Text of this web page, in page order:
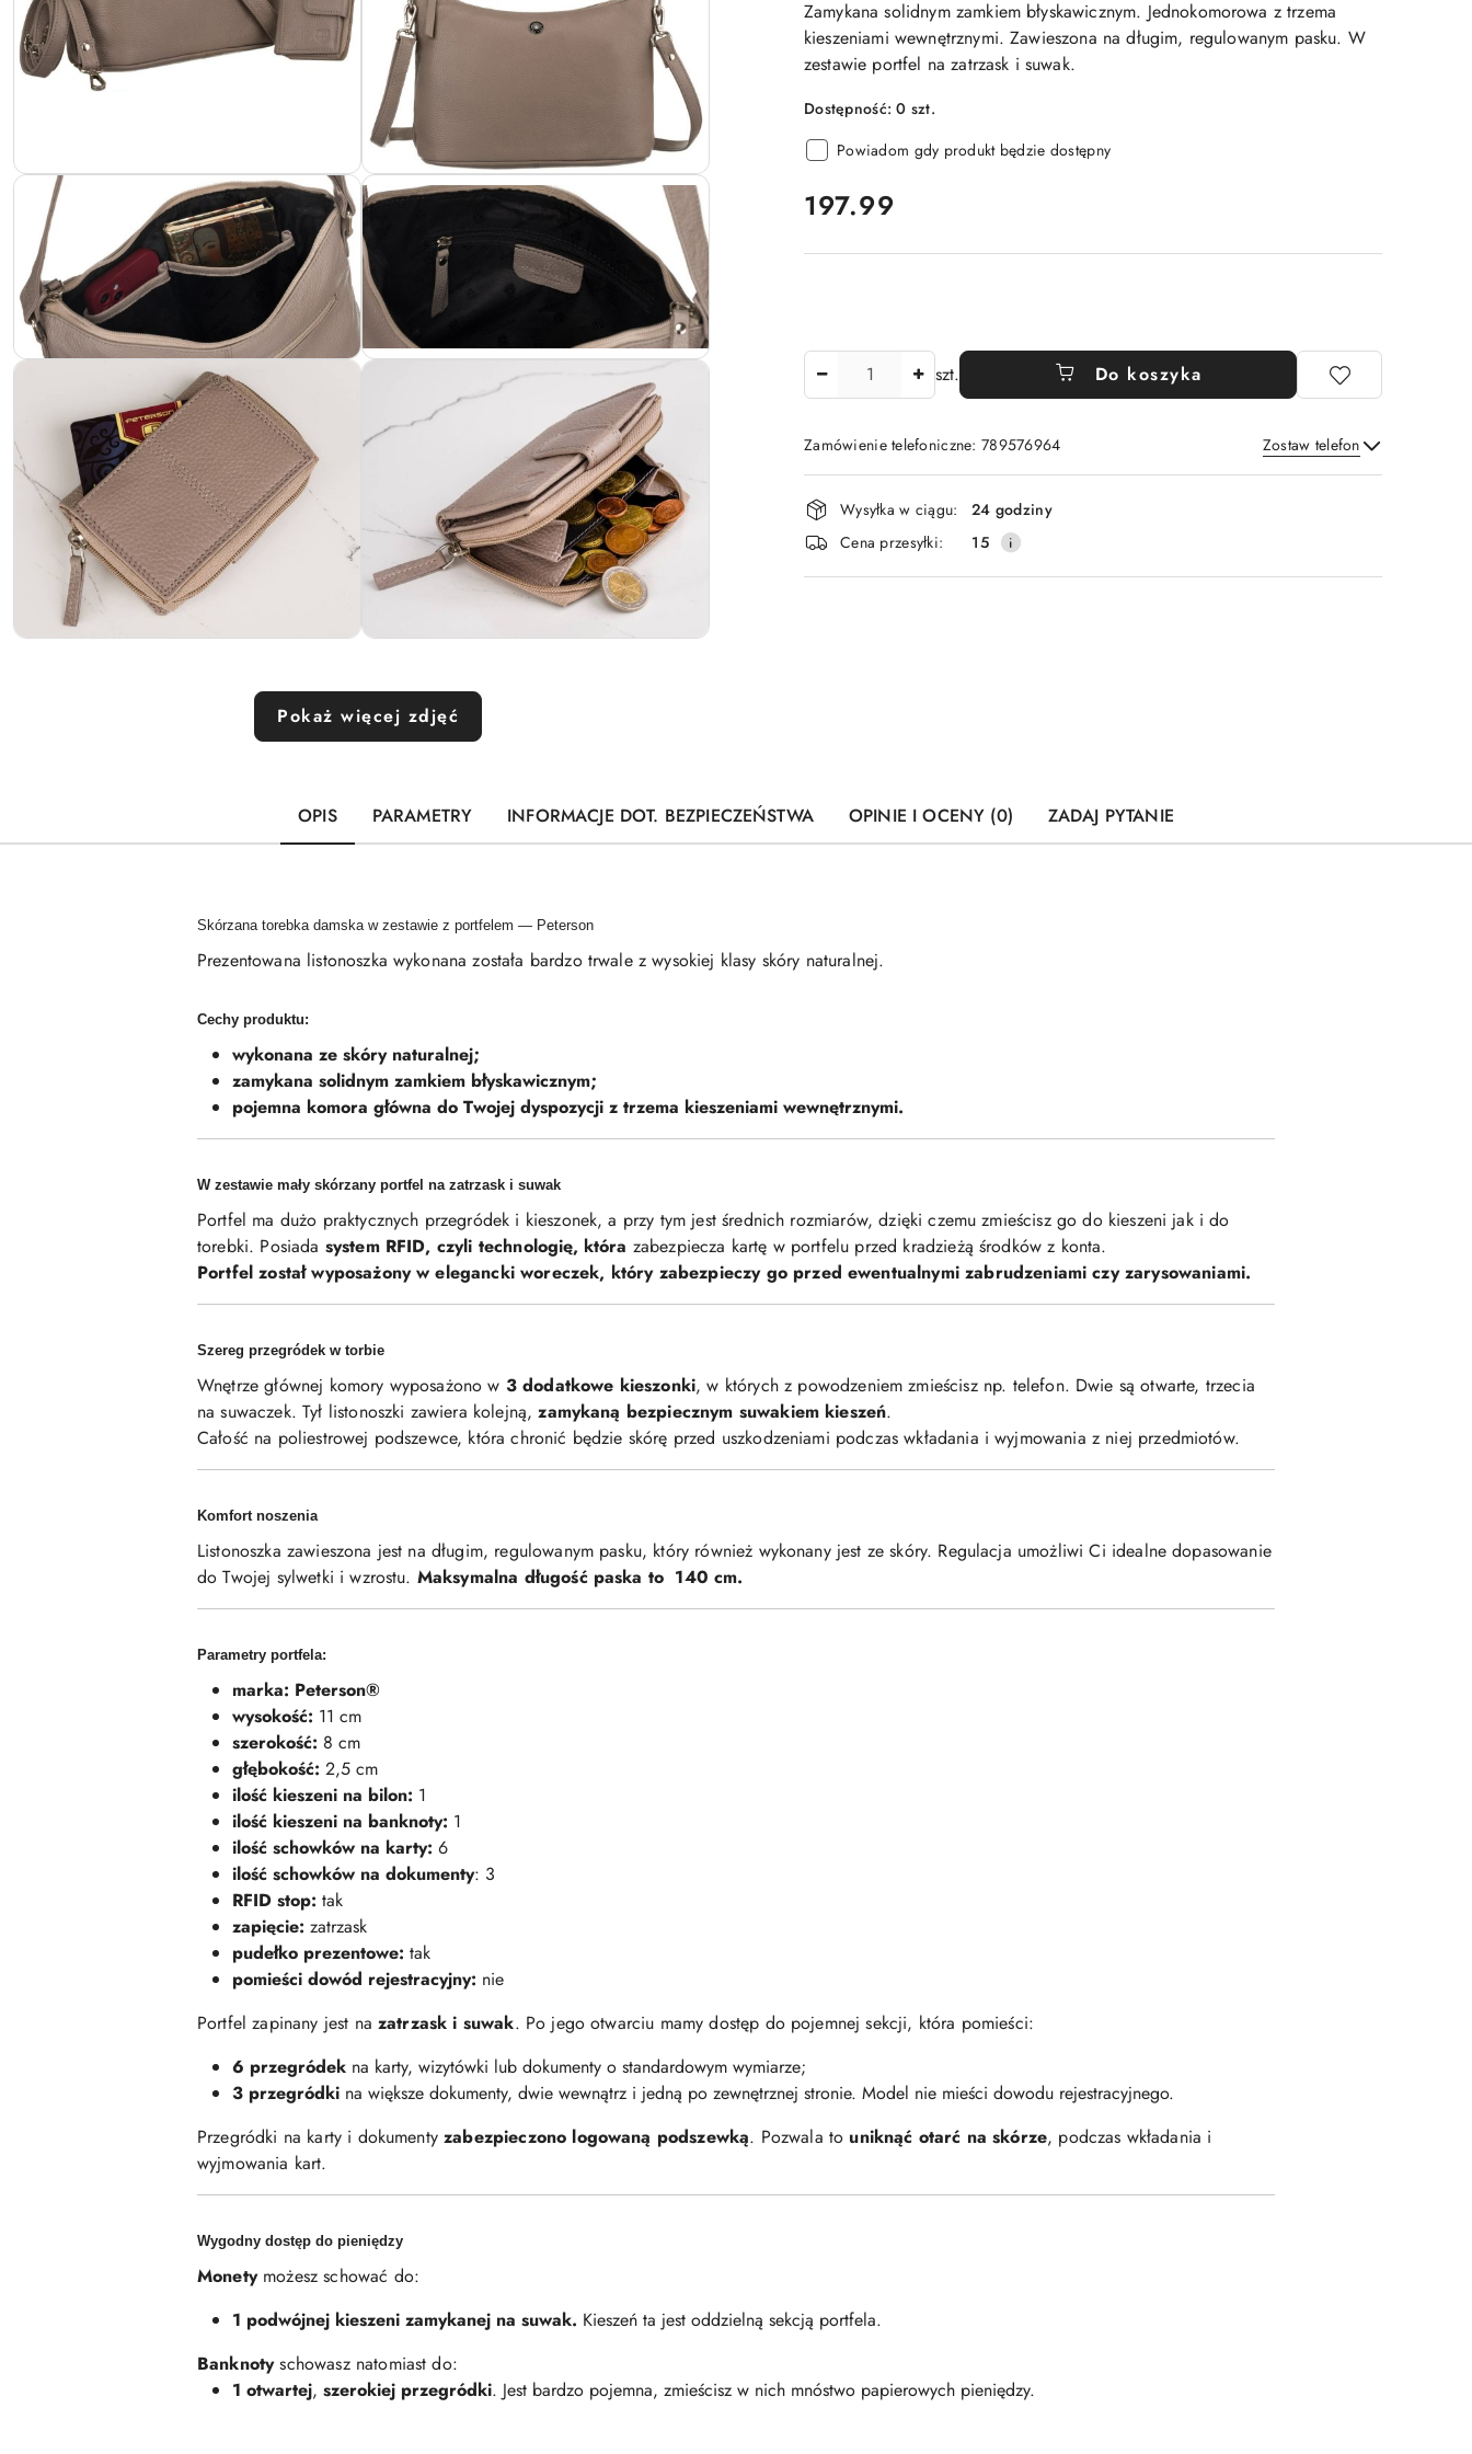
Pokaż więcej zdjęć
Zamykana solidnym zamkiem błyskawicznym. Jednokomorowa z trzema
kieszeniami wewnętrznymi. Zawieszona na długim, regulowanym pasku. W
zestawie portfel na zatrzask i suwak.
Dostępność:0 szt.
Powiadom gdy produkt będzie dostępny
cena:
197.99
szt. Do koszyka
Zamówienie telefoniczne: 789576964 Zostaw telefon
Wyślij
Dostępność
i
dostawa
Wysyłka w ciągu:
24 godziny
Cena przesyłki:
15
OPIS PARAMETRY INFORMACJE DOT. BEZPIECZEŃSTWA OPINIE I OCENY (0) ZADAJ PYTANIE
Skórzana torebka damska w zestawie z portfelem — Peterson
Prezentowana listonoszka wykonana została bardzo trwale z wysokiej klasy skóry naturalnej.
Cechy produktu:
wykonana ze skóry naturalnej;
zamykana solidnym zamkiem błyskawicznym;
pojemna komora główna do Twojej dyspozycji z trzema kieszeniami wewnętrznymi.
W zestawie mały skórzany portfel na zatrzask i suwak
Portfel ma dużo praktycznych przegródek i kieszonek, a przy tym jest średnich rozmiarów, dzięki czemu zmieścisz go do kieszeni jak i do
torebki. Posiada system RFID, czyli technologię, która zabezpiecza kartę w portfelu przed kradzieżą środków z konta.
Portfel został wyposażony w elegancki woreczek, który zabezpieczy go przed ewentualnymi zabrudzeniami czy zarysowaniami.
Szereg przegródek w torbie
Wnętrze głównej komory wyposażono w 3 dodatkowe kieszonki, w których z powodzeniem zmieścisz np. telefon. Dwie są otwarte, trzecia
na suwaczek. Tył listonoszki zawiera kolejną,zamykaną bezpiecznym suwakiem kieszeń.
Całość na poliestrowej podszewce, która chronić będzie skórę przed uszkodzeniami podczas wkładania i wyjmowania z niej przedmiotów.
Komfort noszenia
Listonoszka zawieszona jest na długim, regulowanym pasku, który również wykonany jest ze skóry. Regulacja umożliwi Ci idealne dopasowanie
do Twojej sylwetki i wzrostu. Maksymalna długość paska to 140 cm.
Parametry portfela:
marka: Peterson®
wysokość: 11 cm
szerokość: 8 cm
głębokość: 2,5 cm
ilość kieszeni na bilon: 1
ilość kieszeni na banknoty: 1
ilość schowków na karty: 6
ilość schowków na dokumenty: 3
RFID stop: tak
zapięcie: zatrzask
pudełko prezentowe: tak
pomieści dowód rejestracyjny: nie
Portfel zapinany jest na zatrzask i suwak. Po jego otwarciu mamy dostęp do pojemnej sekcji, która pomieści:
6 przegródek na karty, wizytówki lub dokumenty o standardowym wymiarze;
3 przegródki na większe dokumenty, dwie wewnątrz i jedną po zewnętrznej stronie. Model nie mieści dowodu rejestracyjnego.
Przegródki na karty i dokumentyzabezpieczono logowaną podszewką. Pozwala to uniknąć otarć na skórze, podczas wkładania i
wyjmowania kart.
Wygodny dostęp do pieniędzy
Monetymożesz schować do:
1 podwójnej kieszeni zamykanej na suwak. Kieszeń ta jest oddzielną sekcją portfela.
Banknotyschowasz natomiast do:
1 otwartej, szerokiej przegródki. Jest bardzo pojemna, zmieścisz w nich mnóstwo papierowych pieniędzy.